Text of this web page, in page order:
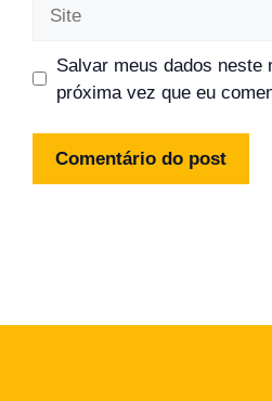
Salvar meus dados neste
próxima vez que eu